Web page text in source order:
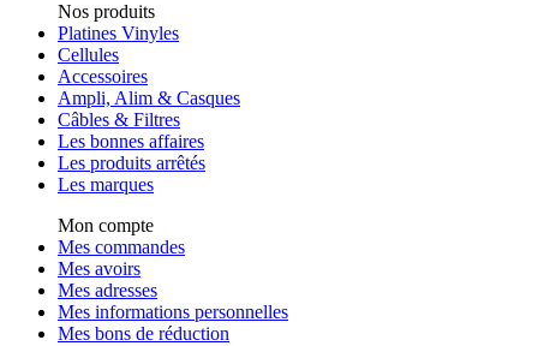
Nos produits
Platines Vinyles
Cellules
Accessoires
Ampli, Alim & Casques
Câbles & Filtres
Les bonnes affaires
Les produits arrêtés
Les marques
Mon compte
Mes commandes
Mes avoirs
Mes adresses
Mes informations personnelles
Mes bons de réduction